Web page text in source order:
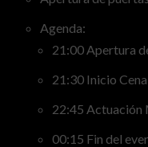
Agenda:
21:00 Apertura
21:30 Inicio Cena
22:45 Actuación
00:15 Fin del